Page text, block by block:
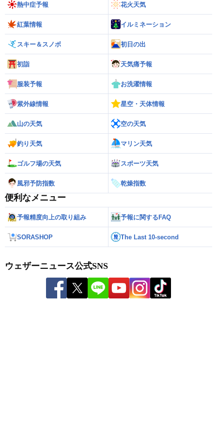
熱中症予報 花火天気
紅葉情報 イルミネーション
スキー＆スノボ 初日の出
初詣 天気痛予報
服装予報 お洗濯情報
紫外線情報 星空・天体情報
山の天気 空の天気
釣り天気 マリン天気
ゴルフ場の天気 スポーツ天気
風邪予防指数 乾燥指数
便利なメニュー
予報精度向上の取り組み 予報に関するFAQ
SORASHOP The Last 10-second
ウェザーニュース公式SNS